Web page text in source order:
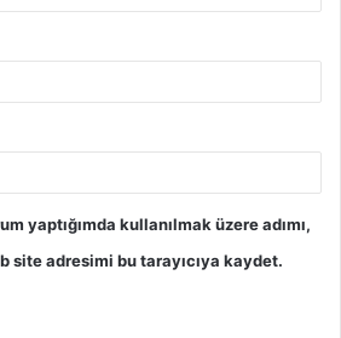
yaptığımda kullanılmak üzere adımı,
site adresimi bu tarayıcıya kaydet.